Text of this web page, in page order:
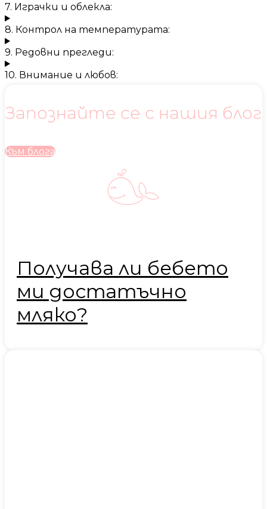
7. Играчки и облекла:
8. Контрол на температурата:
9. Редовни прегледи:
10. Внимание и любов:
Запознайте се с нашия блог
Към блога
Получава ли бебето
ми достатъчно
мляко?